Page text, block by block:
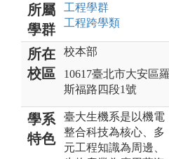
所屬
學群
工程學群
工程跨學類
所在
校區
校本部
10617臺北市大安區羅
斯福路四段1號
學系
特色
臺大生機系是以機電
整合科技為核心、多
元工程知識為周邊、